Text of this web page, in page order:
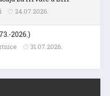
24.07.2026.
2026.)
31.07.2026.